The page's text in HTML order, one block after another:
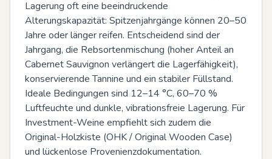
Lagerung oft eine beeindruckende
Alterungskapazität: Spitzenjahrgänge können 20–50
Jahre oder länger reifen. Entscheidend sind der
Jahrgang, die Rebsortenmischung (hoher Anteil an
Cabernet Sauvignon verlängert die Lagerfähigkeit),
konservierende Tannine und ein stabiler Füllstand.
Ideale Bedingungen sind 12–14 °C, 60–70 %
Luftfeuchte und dunkle, vibrationsfreie Lagerung. Für
Investment-Weine empfiehlt sich zudem die
Original-Holzkiste (OHK / Original Wooden Case)
und lückenlose Provenienzdokumentation.